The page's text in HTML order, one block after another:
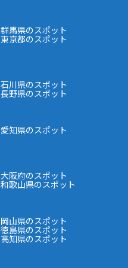
群馬県のスポット
東京都のスポット
石川県のスポット
長野県のスポット
愛知県のスポット
大阪府のスポット
和歌山県のスポット
岡山県のスポット
徳島県のスポット
高知県のスポット